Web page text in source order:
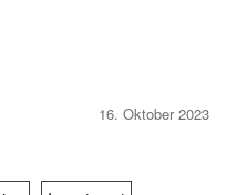
16. Oktober 2023